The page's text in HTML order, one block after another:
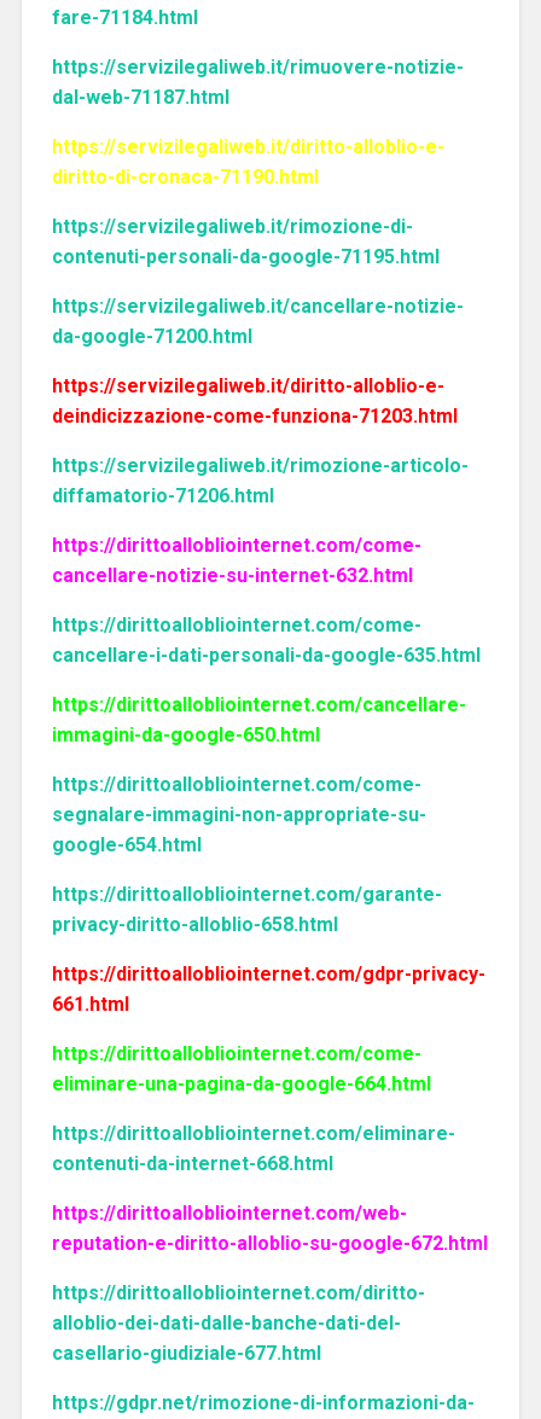
fare-71184.html
https://servizilegaliweb.it/rimuovere-notizie-
dal-web-71187.html
https://servizilegaliweb.it/diritto-alloblio-e-
diritto-di-cronaca-71190.html
https://servizilegaliweb.it/rimozione-di-
contenuti-personali-da-google-71195.html
https://servizilegaliweb.it/cancellare-notizie-
da-google-71200.html
https://servizilegaliweb.it/diritto-alloblio-e-
deindicizzazione-come-funziona-71203.html
https://servizilegaliweb.it/rimozione-articolo-
diffamatorio-71206.html
https://dirittoallobliointernet.com/come-
cancellare-notizie-su-internet-632.html
https://dirittoallobliointernet.com/come-
cancellare-i-dati-personali-da-google-635.html
https://dirittoallobliointernet.com/cancellare-
immagini-da-google-650.html
https://dirittoallobliointernet.com/come-
segnalare-immagini-non-appropriate-su-
google-654.html
https://dirittoallobliointernet.com/garante-
privacy-diritto-alloblio-658.html
https://dirittoallobliointernet.com/gdpr-privacy-
661.html
https://dirittoallobliointernet.com/come-
eliminare-una-pagina-da-google-664.html
https://dirittoallobliointernet.com/eliminare-
contenuti-da-internet-668.html
https://dirittoallobliointernet.com/web-
reputation-e-diritto-alloblio-su-google-672.html
https://dirittoallobliointernet.com/diritto-
alloblio-dei-dati-dalle-banche-dati-del-
casellario-giudiziale-677.html
https://gdpr.net/rimozione-di-informazioni-da-